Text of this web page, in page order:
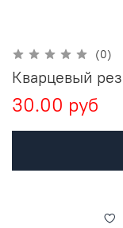
(0)
Кварцевый
30.00 руб